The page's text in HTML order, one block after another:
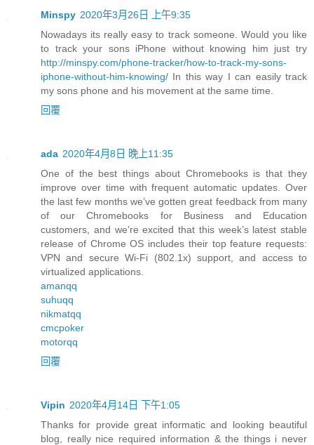
Minspy 2020年3月26日 上午9:35
Nowadays its really easy to track someone. Would you like
to track your sons iPhone without knowing him just try
http://minspy.com/phone-tracker/how-to-track-my-sons-
iphone-without-him-knowing/ In this way I can easily track
my sons phone and his movement at the same time.
回覆
ada 2020年4月8日 晚上11:35
One of the best things about Chromebooks is that they
improve over time with frequent automatic updates. Over
the last few months we’ve gotten great feedback from many
of our Chromebooks for Business and Education
customers, and we’re excited that this week’s latest stable
release of Chrome OS includes their top feature requests:
VPN and secure Wi-Fi (802.1x) support, and access to
virtualized applications.
amanqq
suhuqq
nikmatqq
cmcpoker
motorqq
回覆
Vipin 2020年4月14日 下午1:05
Thanks for provide great informatic and looking beautiful
blog, really nice required information & the things i never